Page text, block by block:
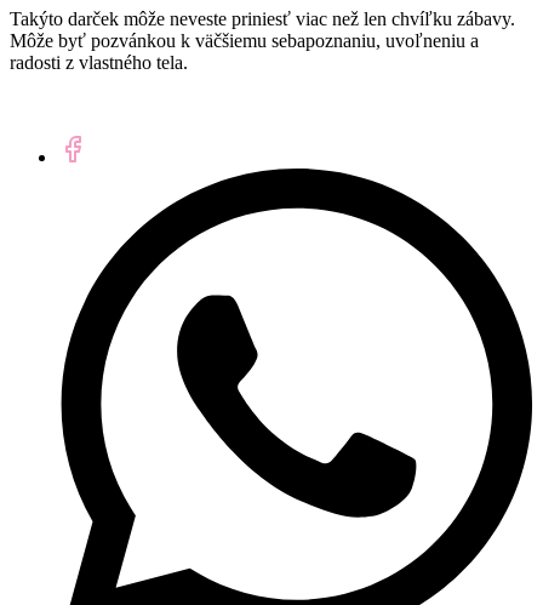
Takýto darček môže neveste priniesť viac než len chvíľku zábavy.
Môže byť pozvánkou k väčšiemu sebapoznaniu, uvoľneniu a
radosti z vlastného tela.